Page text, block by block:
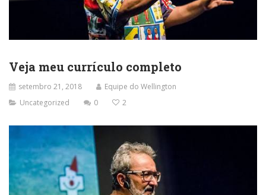
Veja meu currículo completo
setembro 21, 2018
Equipe do Wellington
Uncategorized
0 2